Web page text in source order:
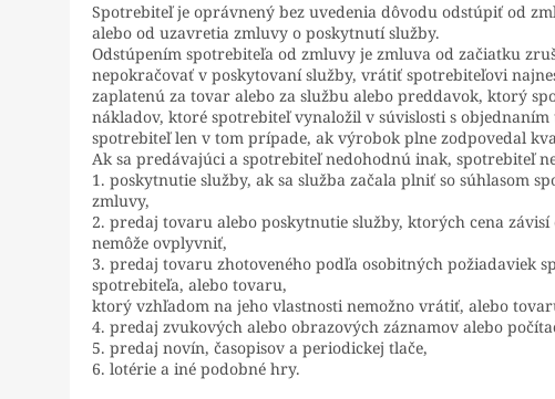
Spotrebiteľ je oprávnený bez uvedenia dôvodu odstúpiť od
alebo od uzavretia zmluvy o poskytnutí služby.
Odstúpením spotrebiteľa od zmluvy je zmluva od začiatku
nepokračovať v poskytovaní služby, vrátiť spotrebiteľovi
zaplatenú za tovar alebo za službu alebo preddavok, ktorý
nákladov, ktoré spotrebiteľ vynaložil v súvislosti s
spotrebiteľ len v tom prípade, ak výrobok plne zodpovedal
Ak sa predávajúci a spotrebiteľ nedohodnú inak, spotrebiteľ
1. poskytnutie služby, ak sa služba začala plniť so súhlasom
zmluvy,
2. predaj tovaru alebo poskytnutie služby, ktorých cena
nemôže ovplyvniť,
3. predaj tovaru zhotoveného podľa osobitných požiadaviek
spotrebiteľa, alebo tovaru,
ktorý vzhľadom na jeho vlastnosti nemožno vrátiť, alebo
4. predaj zvukových alebo obrazových záznamov alebo
5. predaj novín, časopisov a periodickej tlače,
6. lotérie a iné podobné hry.